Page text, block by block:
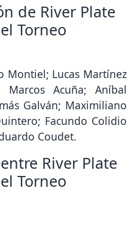
de River Plate
Torneo
Montiel; Lucas Martínez
Marcos Acuña; Aníbal
Galván; Maximiliano
Facundo Colidio
Coudet.
River Plate
Torneo